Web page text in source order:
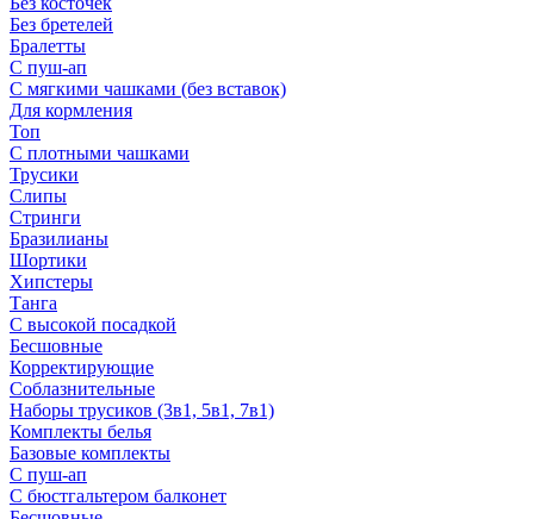
Без бретелей
Бралетты
С пуш-ап
С мягкими чашками (без вставок)
Для кормления
Топ
С плотными чашками
Трусики
Слипы
Стринги
Бразилианы
Шортики
Хипстеры
Танга
С высокой посадкой
Бесшовные
Корректирующие
Соблазнительные
Наборы трусиков (3в1, 5в1, 7в1)
Комплекты белья
Базовые комплекты
С пуш-ап
С бюстгальтером балконет